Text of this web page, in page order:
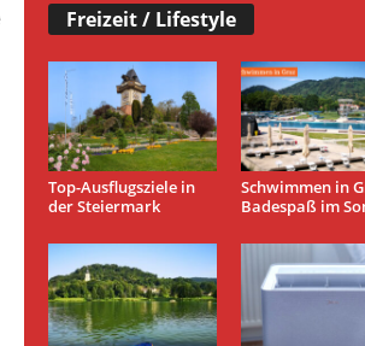
Freizeit / Lifestyle
Top-Ausflugsziele in
der Steiermark
Schwimmen in
Badespaß im